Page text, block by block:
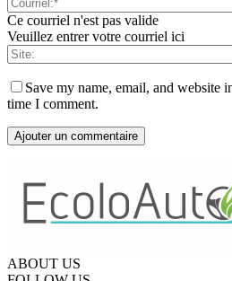
Ce courriel n'est pas valide
Veuillez entrer votre courriel ici
Save my name, email, and website
time I comment.
ABOUT US